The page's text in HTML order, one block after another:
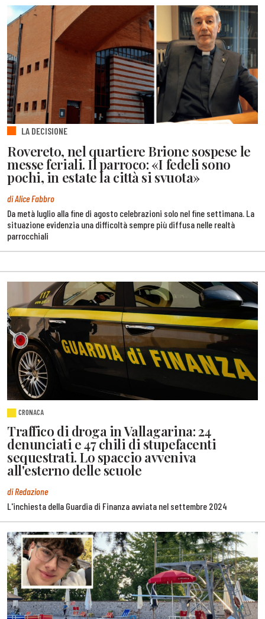
LA DECISIONE
Rovereto, nel quartiere Brione sospese le
messe feriali. Il parroco: «I fedeli sono
pochi, in estate la città si svuota»
di Alice Fabbro
Da metà luglio alla fine di agosto celebrazioni solo nel fine settimana. La
situazione evidenzia una difficoltà sempre più diffusa nelle realtà
parrocchiali
CRONACA
Traffico di droga in Vallagarina: 24
denunciati e 47 chili di stupefacenti
sequestrati. Lo spaccio avveniva
all'esterno delle scuole
di Redazione
L'inchiesta della Guardia di Finanza avviata nel settembre 2024